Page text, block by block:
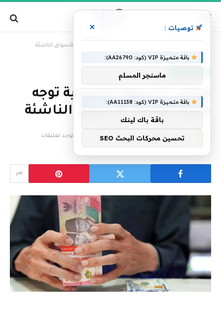
فوضى الرسوم الجمركية توجه ضربة موجعة للأسواق الناشئة
فوضى الرسوم الجمركية توجه
ضربة موجعة للأسواق الناشئة
بواسطة فريق التحرير لا توجد تعليقات
3 دقائق
توصيات : ×
باقة متميزة VIP (كود: AA26790):
ماسنجر المسلم
باقة متميزة VIP (كود: AA11138):
باقة باك لينك
تحسين محركات البحث SEO